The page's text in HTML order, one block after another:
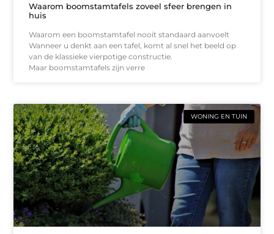
Waarom boomstamtafels zoveel sfeer brengen in
huis
Waarom een boomstamtafel nooit standaard aanvoelt
Wanneer u denkt aan een tafel, komt al snel het beeld op
van de klassieke vierpotige constructie.
Maar boomstamtafels zijn verre
WONING EN TUIN